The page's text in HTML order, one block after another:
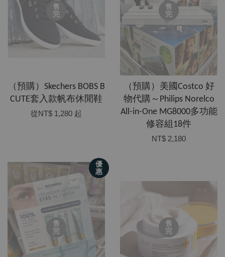
售
完
（預購）Skechers BOBS B
CUTE套入款帆布休閒鞋
從NT$ 1,280 起
售
完
（預購）美國Costco 好
物代購～Philips Norelco
All-in-One MG8000多功能
修容組18件
NT$ 2,180
優
惠
售
完
售
完